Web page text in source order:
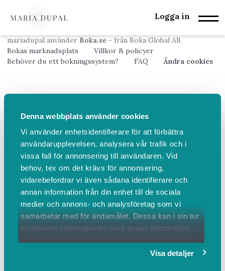
Denna webbplats använder cookies
Vi använder enhetsidentifierare för att förbättra
användarupplevelsen, analysera vår trafik och i
vissa fall för annonsering till användaren. Vid
behov, tex om det krävs för annonsering,
vidarebefordrar vi även sådana identifierare och
annan information från din enhet till de sociala
medier och annons- och analysföretag som vi
samarbetar med för ändamålet. Dessa kan i sin tur
kombinera informationen med annan information
Visa detaljer
Logga in
mariadupal använder Boka.se- från Boka Global AB
Bokas marknadsplats
Villkor & policyer
Behöver du ett bokningssystem?
FAQ Ändra cookies